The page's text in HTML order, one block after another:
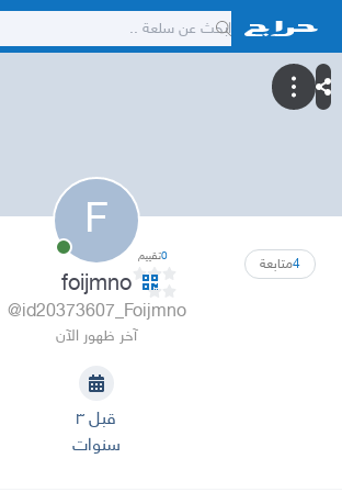
F
4متابعة 0تقييم
foijmno
@id20373607_Foijmno
آخر ظهور الآن
قبل ٣
سنوات